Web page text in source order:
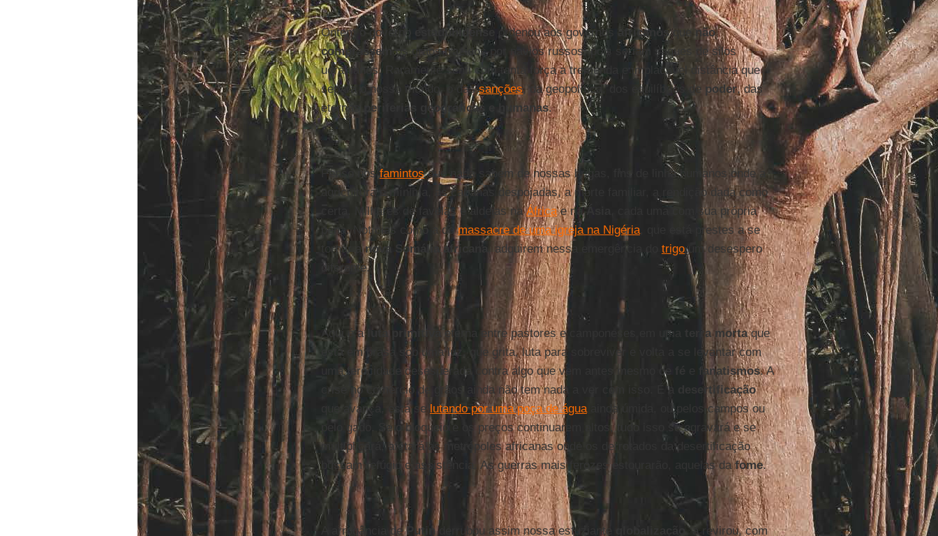
Ontem o governo estadunidense ordenou aos governos africanosque não
comprassemos grãos trazidos por navios russos, pois seriam saques de silos
ucranianos. Raramente senti com tanta força a tremenda e implacável distância que
separa o nosso mundo, o dassanções, da geopolítica, dos equilíbrios de poder, das
eternas
periferias geográficas e humanas.
Penso nosfamintosque nada sabem de nossas brigas, fins de linha humanos onde a
agricultura é mínima, as cabanas despojadas, a morte familiar, a rendição dada como
certa. Milhares de favelas e aldeias naÁfricae naÁsia
, cada uma com sua própria
pena. Notícias como a domassacre de uma igreja na Nigéria, que está prestes a se
tornar anova Somália africana , adquirem nessa emergência do trigoum desespero
diferente.
Aqui é a luta primitiva eterna entre pastores e camponeses em uma terra mortaque
está em brasa sob uma luz, que grita, luta para sobreviver e volta a se levantar com
uma ferocidade desesperada contra algo que vem antes mesmo de
fanatismos. A
crise no comércio de grãos ainda não tem nada a ver com isso. É a
desertificação
que avança, está se lutando por uma poça de águaainda úmida, ou pelos campos ou
pelo gado. Se o bloqueio e os preços continuarem altos, tudo isso se agravará e se
multiplicará, afetará as metrópoles africanas onde os derrotados da desertificação
buscam refúgio e assistência. As guerras mais ferozes estourarão, aquelas dafome.
A arrogância dePutinderrubou assim nossa esfuziante , a revirou, com